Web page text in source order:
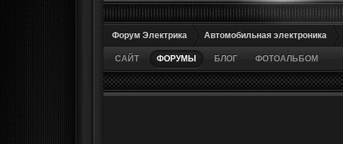
Форум Электрика Автомобильная электроника
САЙТ ФОРУМЫ БЛОГ ФОТОАЛЬБОМ